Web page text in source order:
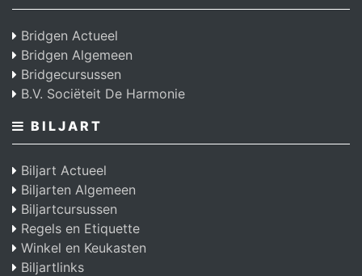
Bridgen Actueel
Bridgen Algemeen
Bridgecursussen
B.V. Sociëteit De Harmonie
BILJART
Biljart Actueel
Biljarten Algemeen
Biljartcursussen
Regels en Etiquette
Winkel en Keukasten
Biljartlinks